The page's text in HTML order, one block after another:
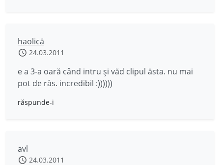
haolică
24.03.2011
e a 3-a oară când intru şi văd clipul ăsta. nu mai
pot de râs. incredibil :))))))
răspunde-i
avl
24.03.2011